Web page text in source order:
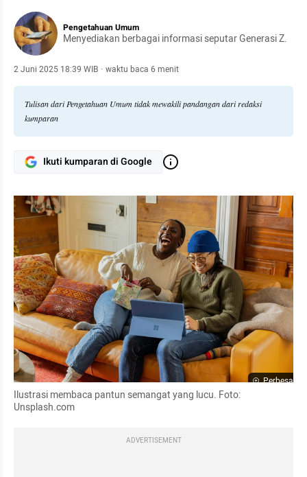
Pengetahuan Umum
Menyediakan berbagai informasi seputar Generasi Z.
2 Juni 2025 18:39 WIB · waktu baca 6 menit
Tulisan dari Pengetahuan Umum tidak mewakili pandangan dari redaksi
kumparan
Ikuti kumparan di Google
Perbesar
Ilustrasi membaca pantun semangat yang lucu. Foto:
Unsplash.com
ADVERTISEMENT